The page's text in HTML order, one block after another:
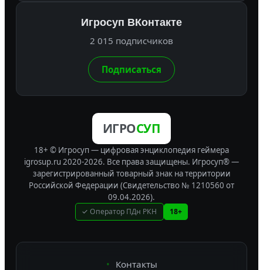
Игросуп ВКонтакте
2 015 подписчиков
Подписаться
ИГРОСУП
18+ © Игросуп — цифровая энциклопедия геймера
igrosup.ru 2020-2026. Все права защищены. Игросуп® —
зарегистрированный товарный знак на территории
Российской Федерации (Свидетельство № 1210560 от
09.04.2026).
✓ Оператор ПДн РКН 18+
Контакты